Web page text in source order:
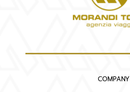
COMPANY